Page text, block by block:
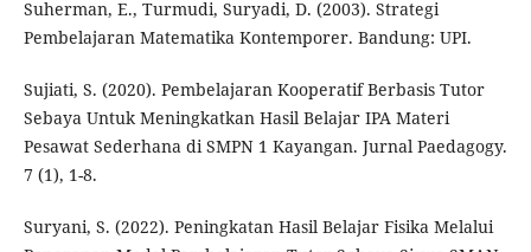
Suherman, E., Turmudi, Suryadi, D. (2003). Strategi
Pembelajaran Matematika Kontemporer. Bandung: UPI.
Sujiati, S. (2020). Pembelajaran Kooperatif Berbasis Tutor
Sebaya Untuk Meningkatkan Hasil Belajar IPA Materi
Pesawat Sederhana di SMPN 1 Kayangan. Jurnal Paedagogy.
7 (1), 1-8.
Suryani, S. (2022). Peningkatan Hasil Belajar Fisika Melalui